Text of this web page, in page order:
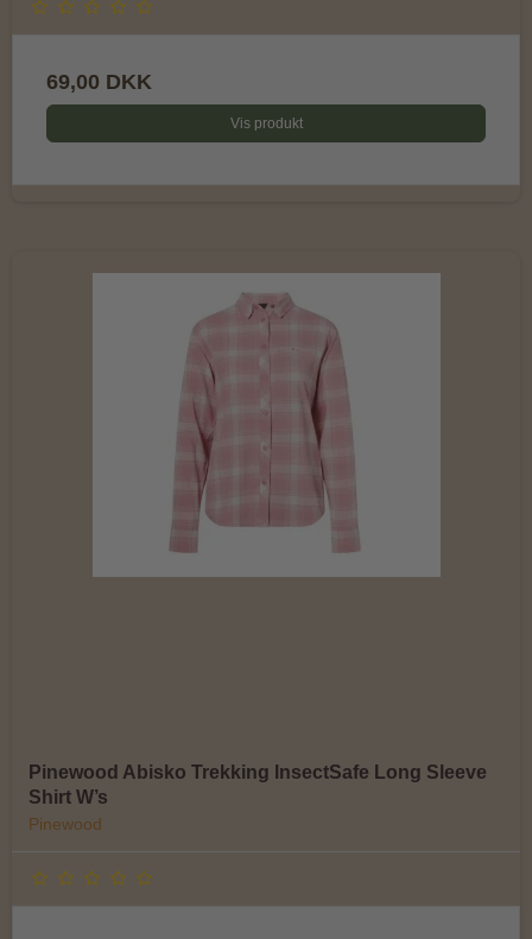
69,00 DKK
Vis produkt
Pinewood Abisko Trekking InsectSafe Long Sleeve
Shirt W’s
Pinewood